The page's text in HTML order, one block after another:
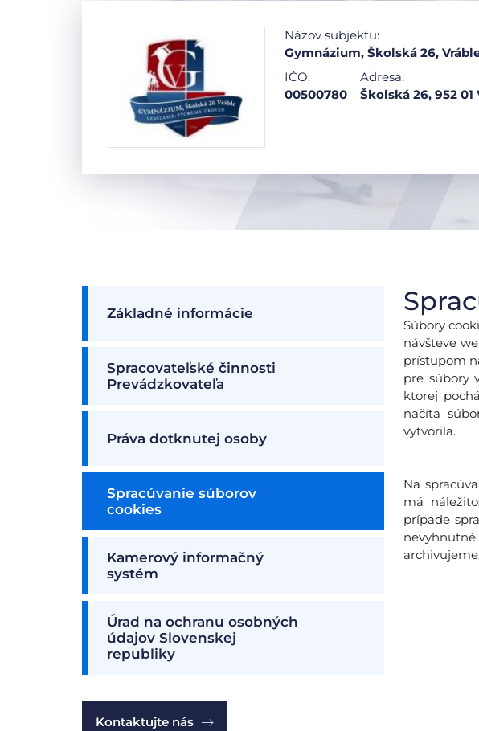
Názov subjektu:
Gymnázium, Školská 26,
IČO:
00500780
Adresa:
Školská 26, 952 01
Základné informácie
Spracovateľské činnosti
Prevádzkovateľa
Práva dotknutej osoby
Spracúvanie súborov
cookies
Kamerový informačný
systém
Úrad na ochranu osobných
údajov Slovenskej
republiky
Kontaktujte nás
Súbory
návšteve
prístupom
pre súbory
ktorej
načíta
vytvorila.
Na
má
prípade
nevyhnutné